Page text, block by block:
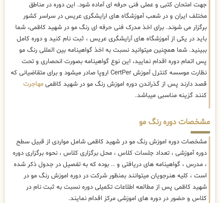
جهت امتحان کتبی و عملی فنی حرفه ای آماده شود. این دوره در مناطق
مختلف ایران و در شعب آموزشگاه های ارایشگری عریس در سراسر کشور
برگزار می شوند. برای اخذ مدرک فنی حرفه ای رنگ مو در شهید کاظمی، شما
باید در یکی از آموزشگاه های آرایشگری عریس ، ثبت نام کنید و دوره کامل
ببینید. شما همچنین میتوانید نسبت به اخذ گواهینامه بین المللی رنگ مو
پس اتمام دوره اقدام نمایید، این نوع گواهینامه بصورت انحصاری و تحت
نظارت موسسه کنترل آموزش CertPer اروپا صادر میشود و برای متقاضیانی که
قصد دارند پس از گذراندن دوره اموزش رنگ مو در شهید کاظمی مهاجرت
کنند گزینه مناسبی میباشد.
مشخصات دوره رنگ مو
مشخصات دوره اموزش رنگ مو در شهید کاظمی شامل مواردی از قبیل سطح
دوره آموزشی ، تعداد جلسات کلاس ، محل برگزاری کلاس ، نحوه برگزاری دوره
، مدرس ، گواهینامه های دریافتی و .. بوده که به تفصیل در جدول ذکر شده
است ، کلیه هنرجویان میتوانند بمنظور شرکت در دوره اموزش رنگ مو در
شهید کاظمی پس از مطالعه اطلاعات تکمیلی دوره نسبت به ثبت نام در
کلاس و حضور در دوره های اموزشی مرکز اقدام نمایند.